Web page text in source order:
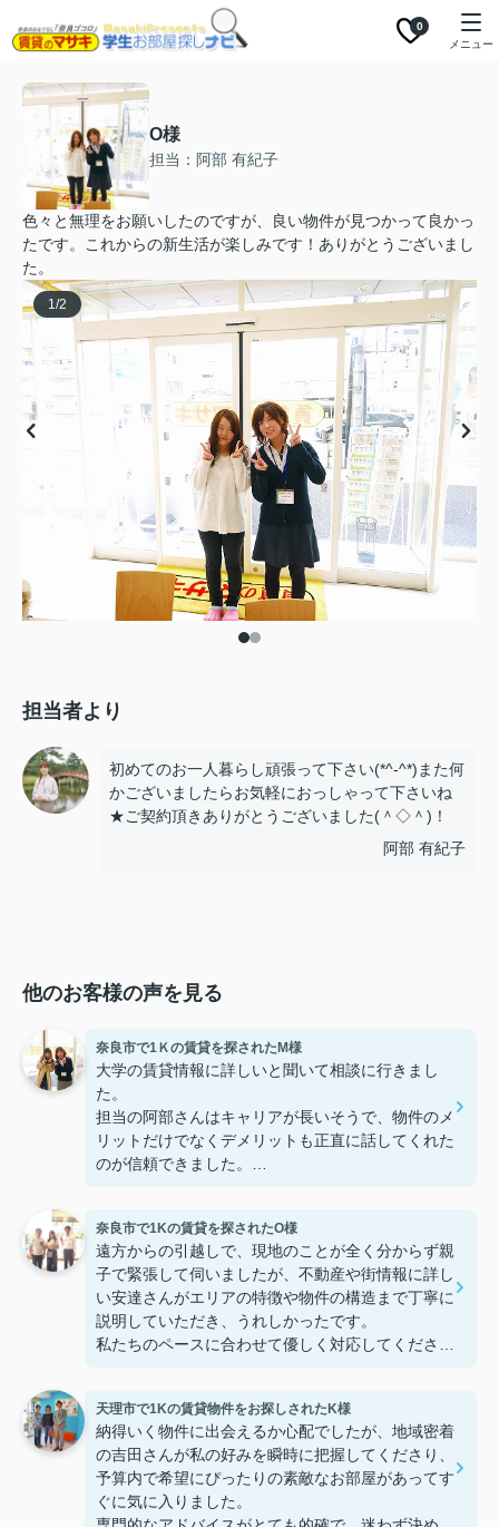
0
メニュー
O様
担当：阿部 有紀子
色々と無理をお願いしたのですが、良い物件が見つかって良かっ
たです。これからの新生活が楽しみです！ありがとうございまし
た。
1/2
担当者より
初めてのお一人暮らし頑張って下さい(*^-^*)また何
かございましたらお気軽におっしゃって下さいね
★ご契約頂きありがとうございました(＾◇＾)！
阿部 有紀子
他のお客様の声を見る
奈良市で1Ｋの賃貸を探されたM様
大学の賃貸情報に詳しいと聞いて相談に行きまし
た。
担当の阿部さんはキャリアが長いそうで、物件のメ
リットだけでなくデメリットも正直に話してくれた
のが信頼できました。
す。
奈良市で1Kの賃貸を探されたO様
遠方からの引越しで、現地のことが全く分からず親
子で緊張して伺いましたが、不動産や街情報に詳し
い安達さんがエリアの特徴や物件の構造まで丁寧に
説明していただき、うれしかったです。
私たちのペースに合わせて優しく対応してくださっ
り、感謝しています。安達さん、ありがとうござい
ました！
天理市で1Kの賃貸物件をお探しされたK様
納得いく物件に出会えるか心配でしたが、地域密着
の吉田さんが私の好みを瞬時に把握してくださり、
予算内で希望にぴったりの素敵なお部屋があってす
ぐに気に入りました。